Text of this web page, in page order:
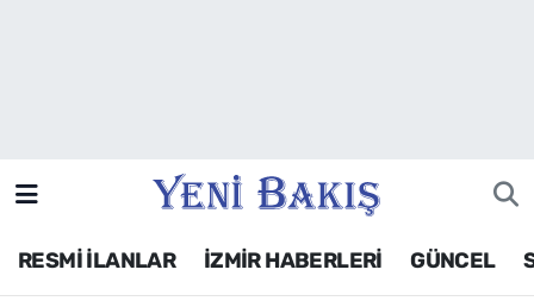
RESMİ İLANLAR İZMİR HABERLERİ GÜNCEL
Siyaset